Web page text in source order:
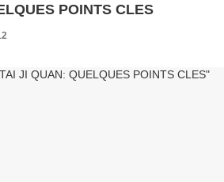
POINTS CLES